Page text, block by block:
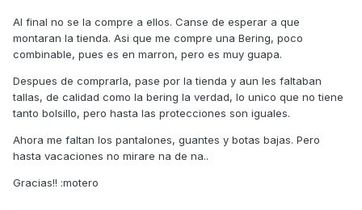
Al final no se la compre a ellos. Canse de esperar a que
montaran la tienda. Asi que me compre una Bering, poco
combinable, pues es en marron, pero es muy guapa.
Despues de comprarla, pase por la tienda y aun les faltaban
tallas, de calidad como la bering la verdad, lo unico que no tiene
tanto bolsillo, pero hasta las protecciones son iguales.
Ahora me faltan los pantalones, guantes y botas bajas. Pero
hasta vacaciones no mirare na de na..
Gracias!! :motero